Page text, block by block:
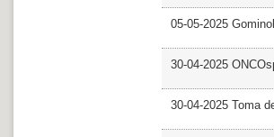
05-05-2025
30-04-2025
30-04-2025 Toma